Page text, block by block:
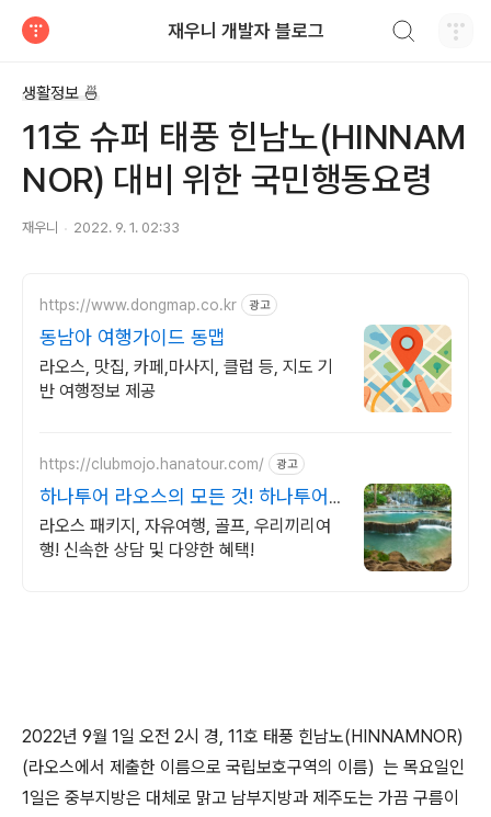
재우니 개발자 블로그
생활정보 🍜
11호 슈퍼 태풍 힌남노(HINNAM
NOR) 대비 위한 국민행동요령
재우니 2022. 9. 1. 02:33
https://www.dongmap.co.kr 광고
동남아 여행가이드 동맵
라오스, 맛집, 카페,마사지, 클럽 등, 지도 기
반 여행정보 제공
https://clubmojo.hanatour.com/ 광고
하나투어 라오스의 모든 것! 하나투어
공식인증 예약센터
라오스 패키지, 자유여행, 골프, 우리끼리여
행! 신속한 상담 및 다양한 혜택!
2022년 9월 1일 오전 2시 경, 11호 태풍 힌남노(HINNAMNOR)
(라오스에서 제출한 이름으로 국립보호구역의 이름) 는 목요일인
1일은 중부지방은 대체로 맑고 남부지방과 제주도는 가끔 구름이